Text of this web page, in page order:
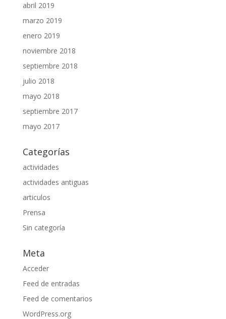
abril 2019
marzo 2019
enero 2019
noviembre 2018
septiembre 2018
julio 2018
mayo 2018
septiembre 2017
mayo 2017
Categorías
actividades
actividades antiguas
articulos
Prensa
Sin categoría
Meta
Acceder
Feed de entradas
Feed de comentarios
WordPress.org